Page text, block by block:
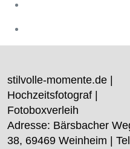
stilvolle-momente.de |
Hochzeitsfotograf |
Fotoboxverleih
Adresse: Bärsbacher
38, 69469Weinheim |